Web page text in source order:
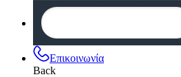
Επικοινωνία
Back